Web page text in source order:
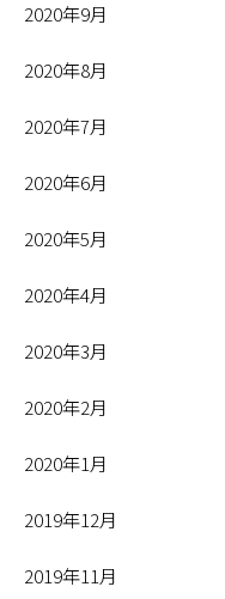
2020年9月
2020年8月
2020年7月
2020年6月
2020年5月
2020年4月
2020年3月
2020年2月
2020年1月
2019年12月
2019年11月